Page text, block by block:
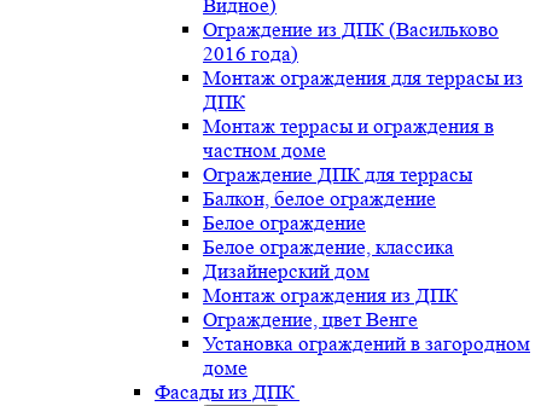
Видное)
Ограждение из ДПК (Васильково
2016 года)
Монтаж ограждения для террасы из
ДПК
Монтаж террасы и ограждения в
частном доме
Ограждение ДПК для террасы
Балкон, белое ограждение
Белое ограждение
Белое ограждение, классика
Дизайнерский дом
Монтаж ограждения из ДПК
Ограждение, цвет Венге
Установка ограждений в загородном
доме
Фасады из ДПК